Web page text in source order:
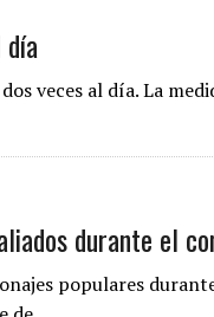
veces al día. La
durante el
populares